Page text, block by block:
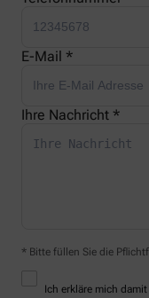
E-Mail *
Ihre Nachricht *
* Bitte füllen Sie die
Ich erkläre mich